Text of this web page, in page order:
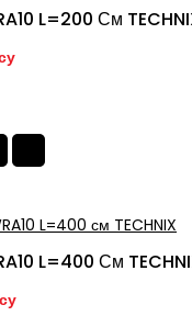
L=200 См
L=400 См